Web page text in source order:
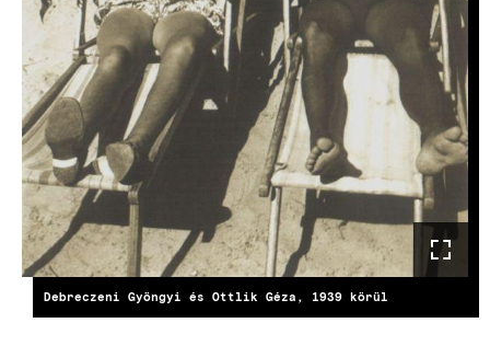
Debreczeni Gyöngyi és Ottlik Géza, 1939 körül